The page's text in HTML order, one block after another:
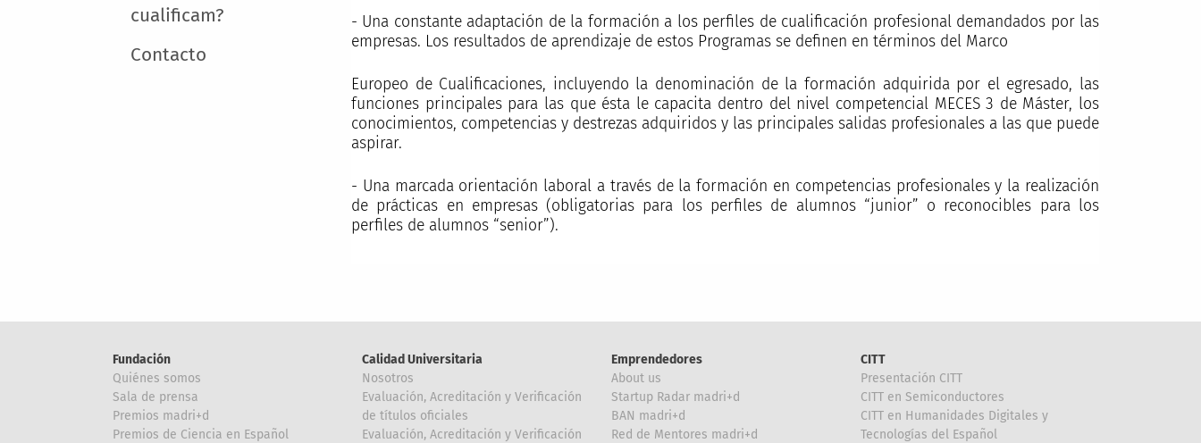
cualificam?
Contacto
- Una constante adaptación de la formación a los perfiles de cualificación profesional demandados por las
empresas. Los resultados de aprendizaje de estos Programas se definen en términos del Marco
Europeo de Cualificaciones, incluyendo la denominación de la formación adquirida por el egresado, las
funciones principales para las que ésta le capacita dentro del nivel competencial MECES 3 de Máster, los
conocimientos, competencias y destrezas adquiridos y las principales salidas profesionales a las que puede
aspirar.
- Una marcada orientación laboral a través de la formación en competencias profesionales y la realización
de prácticas en empresas (obligatorias para los perfiles de alumnos “junior” o reconocibles para los
perfiles de alumnos “senior”).
Fundación
Quiénes somos
Sala de prensa
Premios madri+d
Premios de Ciencia en Español
Calidad Universitaria
Nosotros
Evaluación, Acreditación y Verificación
de títulos oficiales
Evaluación, Acreditación y Verificación
Emprendedores
About us
Startup Radar madri+d
BAN madri+d
Red de Mentores madri+d
CITT
Presentación CITT
CITT en Semiconductores
CITT en Humanidades Digitales y
Tecnologías del Español